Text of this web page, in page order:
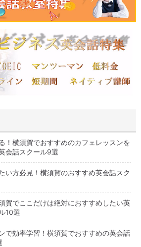
！横須賀でおすすめのカフェレッスンを
会話スクール9選
い方必見！横須賀のおすすめ英会話スク
賀でここだけは絶対におすすめしたい英
10選
で効率学習！横須賀でおすすめの英会話